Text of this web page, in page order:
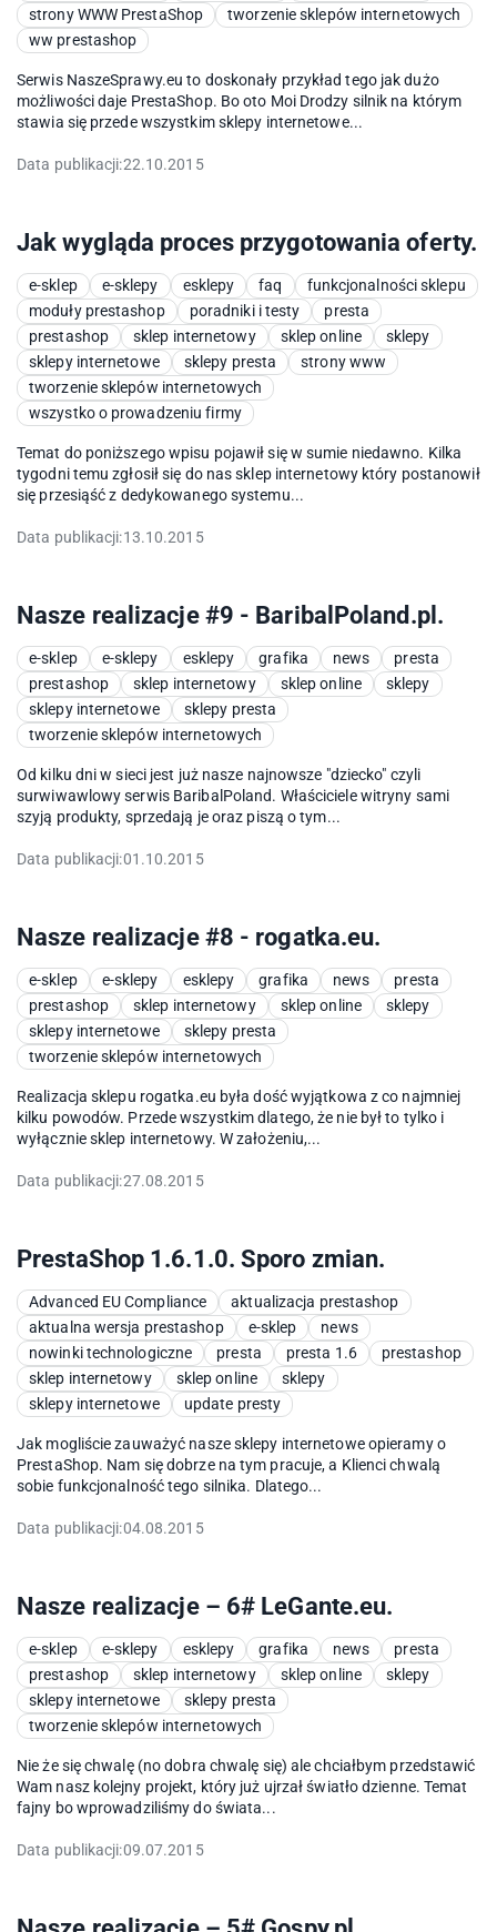
strony WWW PrestaShop
tworzenie sklepów internetowych
ww prestashop
Serwis NaszeSprawy.eu to doskonały przykład tego jak dużo
możliwości daje PrestaShop. Bo oto Moi Drodzy silnik na którym
stawia się przede wszystkim sklepy internetowe...
Data publikacji:22.10.2015
Jak wygląda proces przygotowania oferty.
e-sklep e-sklepy esklepy faq
funkcjonalności sklepu
moduły prestashop
poradniki i testy
presta
prestashop
sklep internetowy sklep online
sklepy
sklepy internetowe
sklepy presta
strony www
tworzenie sklepów internetowych
wszystko o prowadzeniu firmy
Temat do poniższego wpisu pojawił się w sumie niedawno. Kilka
tygodni temu zgłosił się do nas sklep internetowy który postanowił
się przesiąść z dedykowanego systemu...
Data publikacji:13.10.2015
Nasze realizacje #9 - BaribalPoland.pl.
e-sklep e-sklepy esklepy grafika news
presta
prestashop
sklep internetowy sklep online
sklepy
sklepy internetowe
sklepy presta
tworzenie sklepów internetowych
Od kilku dni w sieci jest już nasze najnowsze "dziecko" czyli
surwiwawlowy serwis BaribalPoland. Właściciele witryny sami
szyją produkty, sprzedają je oraz piszą o tym...
Data publikacji:01.10.2015
Nasze realizacje #8 - rogatka.eu.
e-sklep e-sklepy esklepy grafika news
presta
prestashop
sklep internetowy sklep online
sklepy
sklepy internetowe
sklepy presta
tworzenie sklepów internetowych
Realizacja sklepu rogatka.eu była dość wyjątkowa z co najmniej
kilku powodów. Przede wszystkim dlatego, że nie był to tylko i
wyłącznie sklep internetowy. W założeniu,...
Data publikacji:27.08.2015
PrestaShop 1.6.1.0. Sporo zmian.
Advanced EU Compliance
aktualizacja prestashop
aktualna wersja prestashop
e-sklep
news
nowinki technologiczne
presta presta 1.6
prestashop
sklep internetowy
sklep online
sklepy
sklepy internetowe
update presty
Jak mogliście zauważyć nasze sklepy internetowe opieramy o
PrestaShop. Nam się dobrze na tym pracuje, a Klienci chwalą
sobie funkcjonalność tego silnika. Dlatego...
Data publikacji:04.08.2015
Nasze realizacje – 6# LeGante.eu.
e-sklep e-sklepy esklepy grafika news
presta
prestashop
sklep internetowy sklep online
sklepy
sklepy internetowe
sklepy presta
tworzenie sklepów internetowych
Nie że się chwalę (no dobra chwalę się) ale chciałbym przedstawić
Wam nasz kolejny projekt, który już ujrzał światło dzienne. Temat
fajny bo wprowadziliśmy do świata...
Data publikacji:09.07.2015